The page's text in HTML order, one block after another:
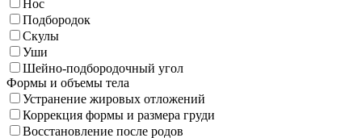
Нос
Подбородок
Скулы
Уши
Шейно-подбородочный угол
Формы и объемы тела
Устранение жировых отложений
Коррекция формы и размера груди
Восстановление после родов